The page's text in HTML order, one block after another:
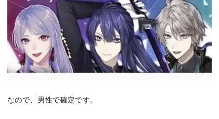
なので、男性で確定です。